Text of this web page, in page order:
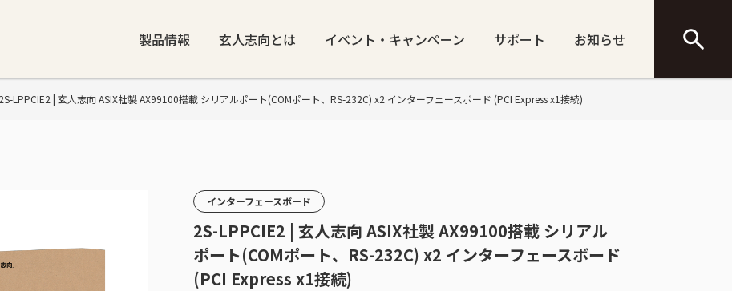
製品情報 玄人志向とは イベント・キャンペーン サポート お知らせ
LPPCIE2 | 玄人志向 ASIX社製 AX99100搭載 シリアルポート(COMポート、RS-232C) x2 インターフェースボード (PCI Express x1接続)
インターフェースボード
2S-LPPCIE2 | 玄人志向 ASIX社製 AX99100搭載 シリアル
ポート(COMポート、RS-232C) x2 インターフェースボード
(PCI Express x1接続)